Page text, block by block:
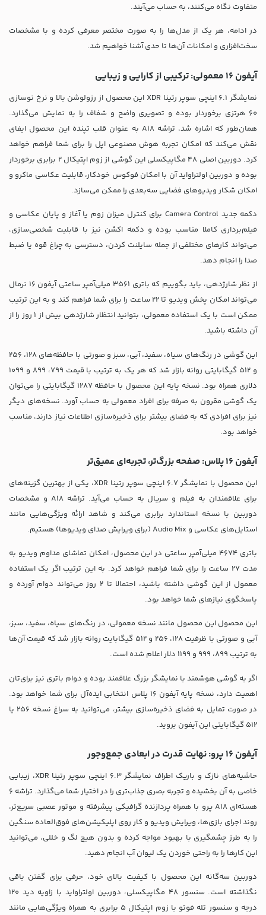
متفاوت نگاه می‌کنند، به حساب می‌آیند.
در ادامه، هر یک از مدل‌ها را به صورت مختصر معرفی کرده و با مشخصات
سخت‌افزاری و امکانات آن‌ها تا حدی آشنا خواهیم شد.
آیفون 16 معمولی: ترکیبی از کارایی و زیبایی
نمایشگر 6.1 اینچی سوپر رتینا XDR این محصول از رزولوشن بالا و نرخ نوسازی
60 هرتزی برخوردار بوده و تصویری واضح و شفاف را به نمایش می‌گذارد.
همان‌طور که اشاره شد، تراشه A18 به عنوان قلب تپنده این محصول ایفای
نقش می‌کند که امکان تجربه هوش مصنوعی اپل را برای شما فراهم خواهد
کرد. دوربین اصلی 48 مگاپیکسلی این گوشی از زوم اپتیکال 2 برابری برخوردار
بوده و دوربین اولتراواید آن با امکان فوکوس خودکار، قابلیت عکاسی ماکرو و
امکان شکار ویدیوهای فضایی سه‌بعدی را ممکن می‌سازد.
دکمه جدید Camera Control برای کنترل میزان زوم یا آغاز و پایان عکاسی و
فیلم‌برداری کاملا مناسب بوده و دکمه اکشن نیز با قابلیت شخصی‌سازی،
می‌تواند کارهای مختلفی از جمله سایلنت کردن، دسترسی به چراغ قوه یا ضبط
صدا را انجام دهد.
از نظر شارژدهی، باید بگوییم که باتری 3561 میلی‌آمپر ساعتی آیفون 16 نرمال
می‌تواند امکان پخش ویدیو تا 22 ساعت را برای شما فراهم کند و به این ترتیب
ممکن است با یک استفاده معمولی، بتوانید انتظار شارژدهی بیش از 1 روز را از
آن داشته باشید.
این گوشی در رنگ‌های سیاه، سفید، آبی، سبز و صورتی با حافظه‌های 128، 256
و 512 گیگابایتی روانه بازار شد که هر یک به ترتیب با قیمت 799، 899 و 1099
دلاری همراه بود. نسخه پایه این محصول با حافظه 1287 گیگابایتی را می‌توان
یک گوشی مقرون به صرفه برای افراد معمولی به حساب آورد. نسخه‌های دیگر
نیز برای افرادی که به فضای بیشتر برای ذخیره‌سازی اطلاعات نیاز دارند، مناسب
خواهد بود.
آیفون 16 پلاس: صفحه بزرگ‌تر، تجربه‌ای عمیق‌تر
این محصول با نمایشگر 6.7 اینچی سوپر رتینا XDR، یکی از بهترین گزینه‌های
برای علاقمندان به فیلم و سریال به حساب می‌آید. تراشه A18 و مشخصات
دوربین با نسخه استاندارد برابری می‌کند و شاهد ارائه ویژگی‌هایی مانند
استایل‌های عکاسی و Audio Mix (برای ویرایش صدای ویدیوها) هستیم.
باتری 4674 میلی‌آمپر ساعتی در این محصول، امکان تماشای مداوم ویدیو به
مدت 27 ساعت را برای شما فراهم خواهد کرد. به این ترتیب اگر یک استفاده
معمول از این گوشی داشته باشید، احتمالا تا 2 روز می‌تواند دوام آورده و
پاسخگوی نیازهای شما خواهد بود.
این محصول این محصول مانند نسخه معمولی، در رنگ‌های سیاه، سفید، سبز،
آبی و صورتی با ظرفیت 128، 256 و 512 گیگابایت روانه بازار شد که قیمت آن‌ها
به ترتیب 899، 999 و 1199 دلار اعلام شده است.
اگر به گوشی هوشمند با نمایشگر بزرگ علاقمند بوده و دوام باتری نیز برای‌تان
اهمیت دارد، نسخه پایه آیفون ۱۶ پلاس انتخابی ایده‌آل برای شما خواهد بود.
در صورت تمایل به فضای ذخیره‌سازی بیشتر، می‌توانید به سراغ نسخه 256 یا
512 گیگابایتی این آیفون بروید.
آیفون 16 پرو: نهایت قدرت در ابعادی جمع‌و‌جور
حاشیه‌های نازک و باریک اطراف نمایشگر 6.3 اینچی سوپر رتینا XDR، زیبایی
خاصی به آن بخشیده و تجربه بصری جذاب‌تری را در اختیار شما می‌گذارد. تراشه 6
هسته‌ای A18 پرو با همراه پردازنده گرافیکی پیشرفته و موتور عصبی سریع‌تر،
روند اجرای بازی‌ها، ویرایش ویدیو و کار روی اپلیکیشن‌های فوق‌العاده سنگین
را به طرز چشمگیری با بهبود مواجه کرده و بدون هیچ لگ و خللی، می‌توانید
این کارها را به راحتی خوردن یک لیوان آب انجام دهید.
دوربین سه‌گانه این محصول با کیفیت بالای خود، حرفی برای گفتن باقی
نگذاشته است. سنسور 48 مگاپیکسلی، دوربین اولتراواید با زاویه دید 120
درجه و سنسور تله فوتو با زوم اپتیکال 5 برابری به همراه ویژگی‌هایی مانند